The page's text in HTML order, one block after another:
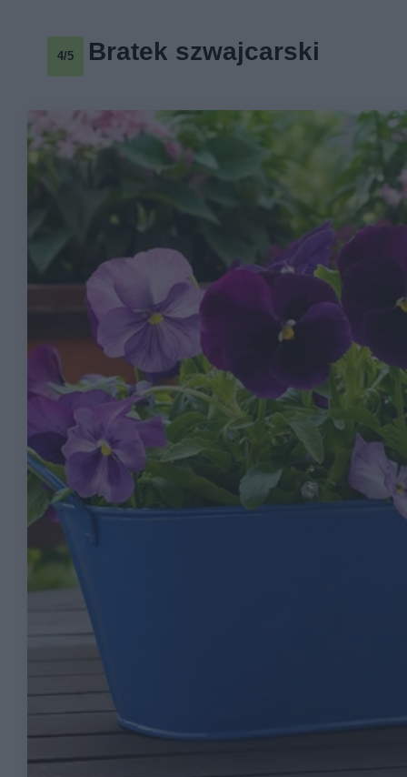
4/5 Bratek szwajcarski